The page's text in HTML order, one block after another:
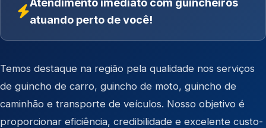
atuando perto de você!
Temos destaque na região pela qualidade nos serviços
de guincho de carro, guincho de moto, guincho de
caminhão e transporte de veículos. Nosso objetivo é
proporcionar eficiência, credibilidade e excelente custo-